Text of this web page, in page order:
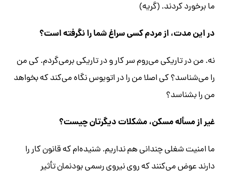
ما برخورد کردند. (گریه)
در این مدت، از مردم کسی سراغ شما را نگرفته است؟
نه. من در تاریکی می‌روم سر کار و در تاریکی برمی‌گردم. کی من
را می‌شناسد؟ کی اصلا من را در اتوبوس نگاه می‌کند که بخواهد
من را بشناسد؟
غیر از مسأله مسکن، مشکلات دیگرتان چیست؟
ما امنیت شغلی چندانی هم نداریم. شنیده‌ام که قانون کار را
دارند عوض می‌کنند که روی نیروی رسمی بودنمان تأثیر